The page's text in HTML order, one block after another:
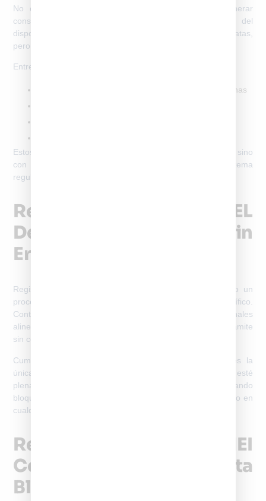
No cumplir con el
puede generar
consecuencias que afectan directamente la usabilidad del
dispositivo. Estas consecuencias no siempre son inmediatas,
pero suelen ser definitivas.
Entre los efectos más frecuentes se encuentran:
Bloqueo del equipo en todas las redes móviles chilenas
Estos bloqueos no están relacionados con fallas técnicas, sino
con la
situación administrativa del IMEI frente al sistema
regulado por SUBTEL
Registrar IMEI En SUBTEL
De Forma Correcta Y Sin
Errores
Registrar un celular en SUBTEL debe entenderse como un
proceso regulado que requiere seguir un orden específico.
Contar con la documentación adecuada y utilizar canales
alineados con la normativa vigente permite completar el trámite
sin contratiempos.
Cumplir correctamente con SUBTEL
es la
única forma de asegurar que un teléfono móvil esté
plenamente autorizado para operar en Chile, evitando
bloqueos futuros y garantizando su funcionamiento continuo en
cualquier red nacional.
Registra Tu IMEI
Correctamente Y Evita
Bloqueos En Chile